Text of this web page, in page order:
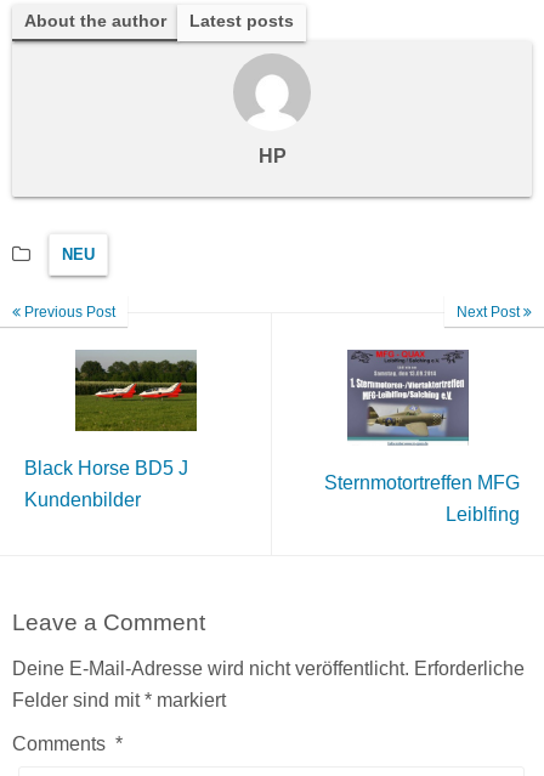
About the author Latest posts
HP
NEU
Previous Post
Black Horse BD5 J
Kundenbilder
Next Post
Sternmotortreffen MFG
Leiblfing
Leave a Comment
Deine E-Mail-Adresse wird nicht veröffentlicht. Erforderliche
Felder sind mit* markiert
Comments *